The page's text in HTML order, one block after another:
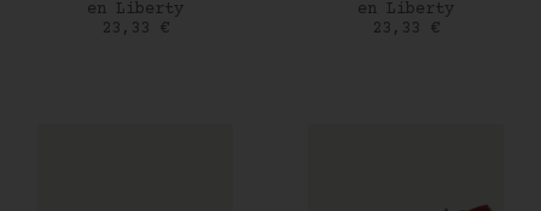
en Liberty
Prix
23,33 €
en Liberty
Prix
23,33 €